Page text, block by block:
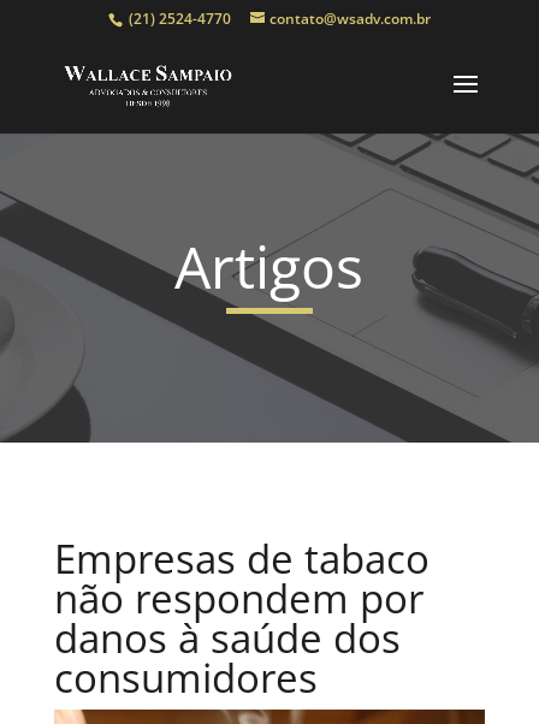
(21) 2524-4770 contato@wsadv.com.br
Artigos
Empresas de tabaco
não respondem por
danos à saúde dos
consumidores